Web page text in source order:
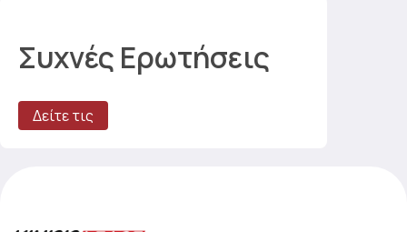
Συχνές Ερωτήσεις
Δείτε τις